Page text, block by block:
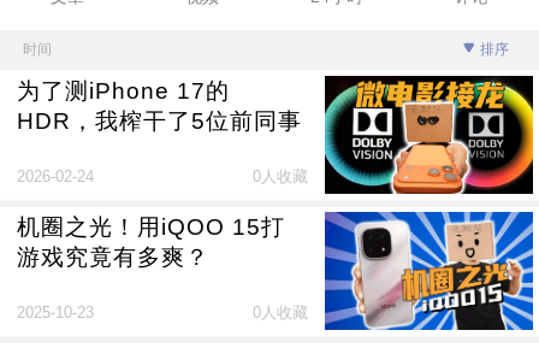
时间 排序
为了测iPhone 17的
HDR，我榨干了5位前同事
2026-02-24 0人收藏
机圈之光！用iQOO 15打
游戏究竟有多爽？
2025-10-23 0人收藏